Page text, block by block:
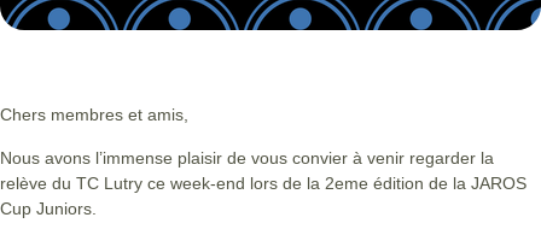
Chers membres et amis,
Nous avons l’immense plaisir de vous convier à venir regarder la
relève du TC Lutry ce week-end lors de la 2eme édition de la JAROS
Cup Juniors.